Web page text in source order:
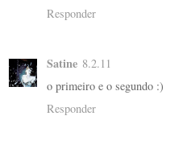
Responder
Satine 8.2.11
o primeiro e o segundo :)
Responder